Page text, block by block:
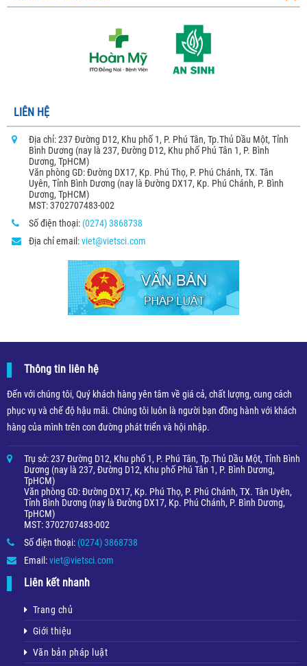
LIÊN HỆ
Địa chỉ: 237 Đường D12, Khu phố 1, P. Phú Tân, Tp.Thủ Dầu Một, Tỉnh
Bình Dương (nay là 237, Đường D12, Khu phố Phú Tân 1, P. Bình
Dương, TpHCM)
Văn phòng GD: Đường DX17, Kp. Phú Thọ, P. Phú Chánh, TX. Tân
Uyên, Tỉnh Bình Dương (nay là Đường DX17, Kp. Phú Chánh, P. Bình
Dương, TpHCM)
MST: 3702707483-002
Số điện thoại: (0274) 3868738
Địa chỉ email:viet@vietsci.com
Thông tin liên hệ
Đến với chúng tôi, Quý khách hàng yên tâm về giá cả, chất lượng, cung cách
phục vụ và chế độ hậu mãi. Chúng tôi luôn là người bạn đồng hành với khách
hàng của mình trên con đường phát triển và hội nhập.
Trụ sở: 237 Đường D12, Khu phố 1, P. Phú Tân, Tp.Thủ Dầu Một, Tỉnh Bình
Dương (nay là 237, Đường D12, Khu phố Phú Tân 1, P. Bình Dương,
TpHCM)
Văn phòng GD: Đường DX17, Kp. Phú Thọ, P. Phú Chánh, TX. Tân Uyên,
Tỉnh Bình Dương (nay là Đường DX17, Kp. Phú Chánh, P. Bình Dương,
TpHCM)
MST: 3702707483-002
Số điện thoại: (0274) 3868738
Email:viet@vietsci.com
Liên kết nhanh
Trang chủ
Giới thiệu
Văn bản pháp luật